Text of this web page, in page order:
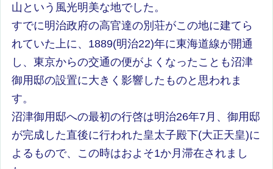
山という風光明美な地でした。
すでに明治政府の高官達の別荘がこの地に建てら
れていた上に、1889(明治22)年に東海道線が開通
し、東京からの交通の便がよくなったことも沼津
御用邸の設置に大きく影響したものと思われま
す。
沼津御用邸への最初の行啓は明治26年7月、御用邸
が完成した直後に行われた皇太子殿下(大正天皇)に
よるもので、この時はおよそ1か月滞在されまし